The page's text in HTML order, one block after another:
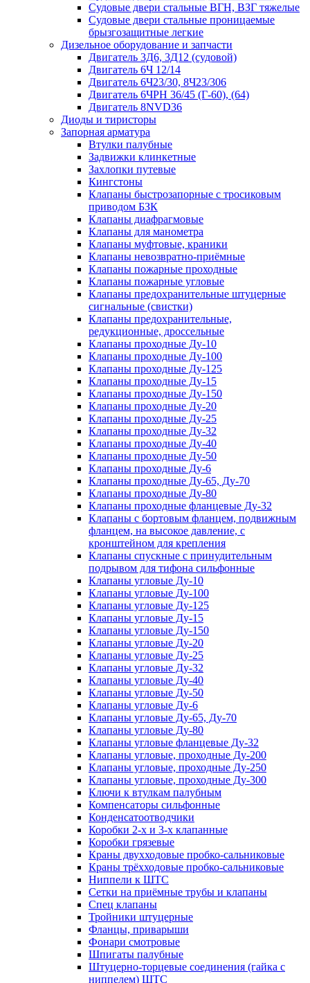
Судовые двери стальные ВГН, ВЗГ тяжелые
Судовые двери стальные проницаемые
брызгозащитные легкие
Дизельное оборудование и запчасти
Двигатель 3Д6, 3Д12 (судовой)
Двигатель 6Ч 12/14
Двигатель 6Ч23/30, 8Ч23/306
Двигатель 6ЧРН 36/45 (Г-60), (64)
Двигатель 8NVD36
Диоды и тиристоры
Запорная арматура
Втулки палубные
Задвижки клинкетные
Захлопки путевые
Кингстоны
Клапаны быстрозапорные с тросиковым
приводом БЗК
Клапаны диафрагмовые
Клапаны для манометра
Клапаны муфтовые, краники
Клапаны невозвратно-приёмные
Клапаны пожарные проходные
Клапаны пожарные угловые
Клапаны предохранительные штуцерные
сигнальные (свистки)
Клапаны предохранительные,
редукционные, дроссельные
Клапаны проходные Ду-10
Клапаны проходные Ду-100
Клапаны проходные Ду-125
Клапаны проходные Ду-15
Клапаны проходные Ду-150
Клапаны проходные Ду-20
Клапаны проходные Ду-25
Клапаны проходные Ду-32
Клапаны проходные Ду-40
Клапаны проходные Ду-50
Клапаны проходные Ду-6
Клапаны проходные Ду-65, Ду-70
Клапаны проходные Ду-80
Клапаны проходные фланцевые Ду-32
Клапаны с бортовым фланцем, подвижным
фланцем, на высокое давление, с
кронштейном для крепления
Клапаны спускные с принудительным
подрывом для тифона сильфонные
Клапаны угловые Ду-10
Клапаны угловые Ду-100
Клапаны угловые Ду-125
Клапаны угловые Ду-15
Клапаны угловые Ду-150
Клапаны угловые Ду-20
Клапаны угловые Ду-25
Клапаны угловые Ду-32
Клапаны угловые Ду-40
Клапаны угловые Ду-50
Клапаны угловые Ду-6
Клапаны угловые Ду-65, Ду-70
Клапаны угловые Ду-80
Клапаны угловые фланцевые Ду-32
Клапаны угловые, проходные Ду-200
Клапаны угловые, проходные Ду-250
Клапаны угловые, проходные Ду-300
Ключи к втулкам палубным
Компенсаторы сильфонные
Конденсатоотводчики
Коробки 2-х и 3-х клапанные
Коробки грязевые
Краны двухходовые пробко-сальниковые
Краны трёхходовые пробко-сальниковые
Ниппели к ШТС
Сетки на приёмные трубы и клапаны
Спец клапаны
Тройники штуцерные
Фланцы, приварыши
Фонари смотровые
Шпигаты палубные
Штуцерно-торцевые соединения (гайка с
ниппелем) ШТС